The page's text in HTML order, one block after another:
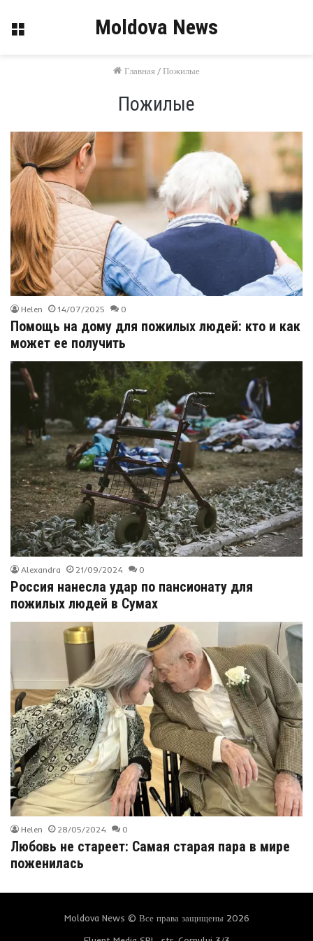
Меню Moldova News
Главная /Пожилые
Пожилые
Helen 14/07/2025 0
Помощь на дому для пожилых людей: кто и как
может ее получить
Alexandra 21/09/2024 0
Россия нанесла удар по пансионату для
пожилых людей в Сумах
Helen 28/05/2024 0
Любовь не стареет: Самая старая пара в мире
поженилась
Moldova News © Все права защищены 2026